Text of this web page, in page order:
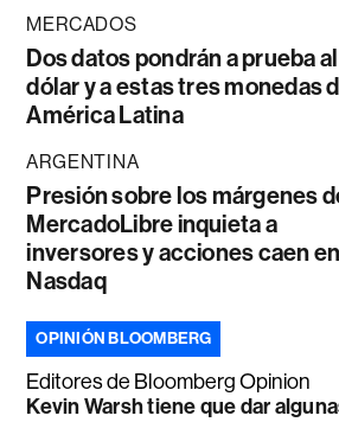
MERCADOS
Dos datos pondrán a prueba al
dólar y a estas tres monedas
América Latina
ARGENTINA
Presión sobre los márgenes
MercadoLibre inquieta a
inversores y acciones caen en
Nasdaq
OPINIÓN BLOOMBERG
Editores de Bloomberg Opinion
Kevin Warsh tiene que dar